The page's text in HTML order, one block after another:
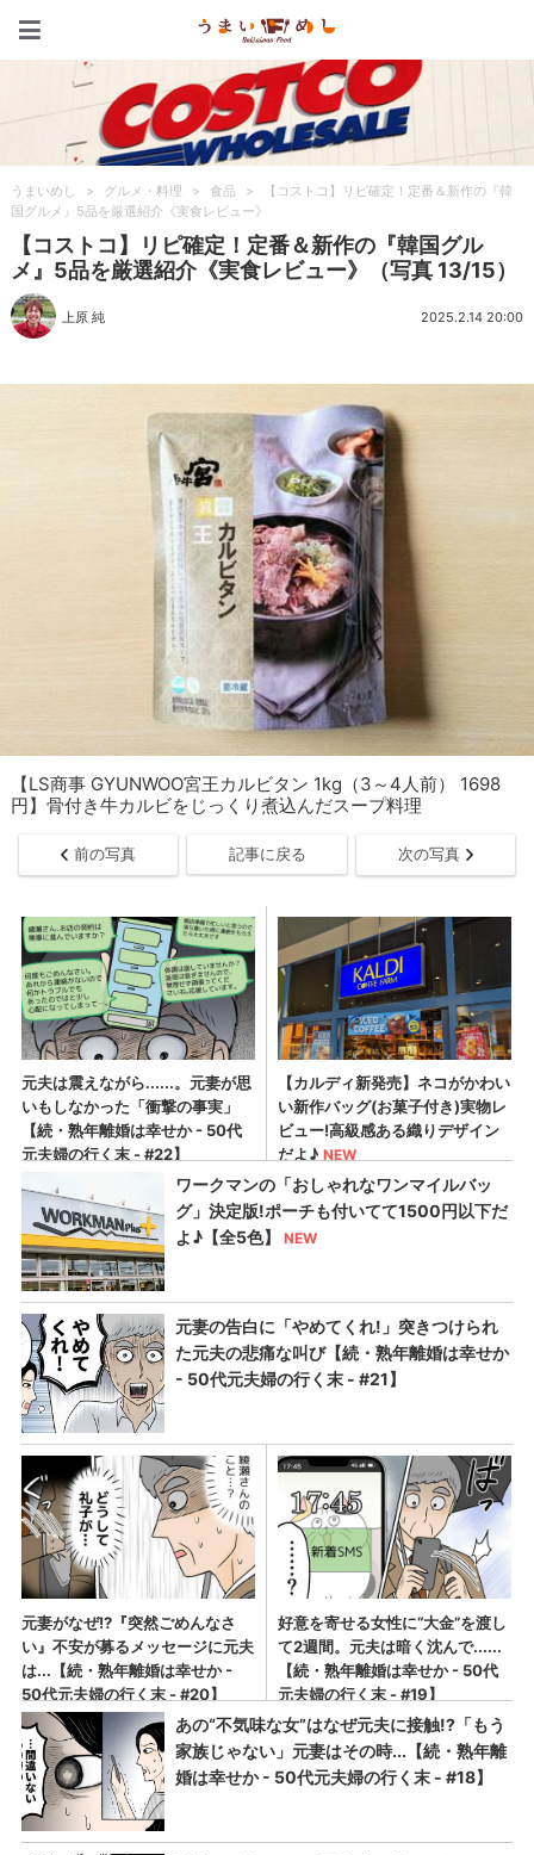
うまいめし > グルメ・料理 > 食品 >
【コストコ】リピ確定！定番＆新作の『韓
国グルメ』5品を厳選紹介《実食レビュー》
【コストコ】リピ確定！定番＆新作の『韓国グル
メ』5品を厳選紹介《実食レビュー》（写真 13/15）
上原 純 2025.2.14 20:00
【LS商事 GYUNWOO宮王カルビタン 1kg（3～4人前） 1698
円】骨付き牛カルビをじっくり煮込んだスープ料理
前の写真 記事に戻る 次の写真